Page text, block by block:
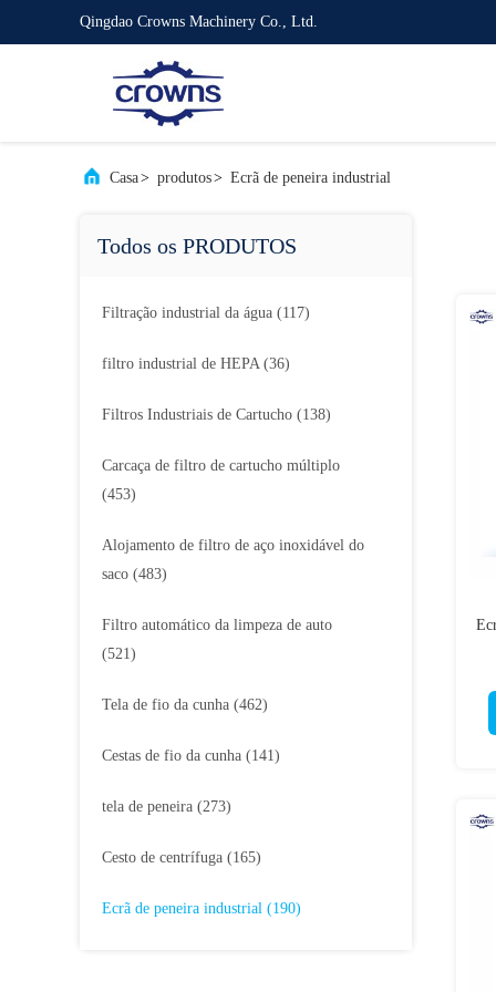
Qingdao Crowns Machinery Co., Ltd.
Casa> produtos> Ecrã de peneira industrial
Todos os PRODUTOS
Filtração industrial da água (117)
filtro industrial de HEPA (36)
Filtros Industriais de Cartucho (138)
Carcaça de filtro de cartucho múltiplo
(453)
Alojamento de filtro de aço inoxidável do
saco (483)
Filtro automático da limpeza de auto
(521)
Tela de fio da cunha (462)
Cestas de fio da cunha (141)
tela de peneira (273)
Cesto de centrífuga (165)
Ecrã de peneira industrial (190)